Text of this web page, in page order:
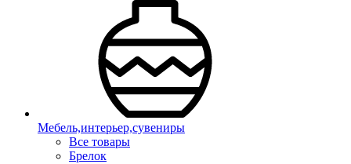
Мебель,интерьер,сувениры
Все товары
Брелок